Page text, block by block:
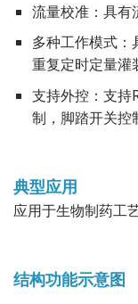
流量校准：具有
多种工作模式：
重复定时定量灌
支持外控：支持
制，脚踏开关控
典型应用
应用于生物制药工
结构功能示意图